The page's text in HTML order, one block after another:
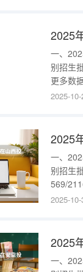
2025
一、
别招生
更多数
分/最低
2025-
2025
一、
别招生
569/
2025-
2025
一、